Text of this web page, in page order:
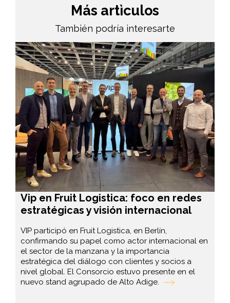
Más artìculos
También podría interesarte
Vip en Fruit Logistica: foco en redes
estratégicas y visión internacional
VIP participó en Fruit Logistica, en Berlín,
confirmando su papel como actor internacional en
el sector de la manzana y la importancia
estratégica del diálogo con clientes y socios a
nivel global. El Consorcio estuvo presente en el
nuevo stand agrupado de Alto Adige.